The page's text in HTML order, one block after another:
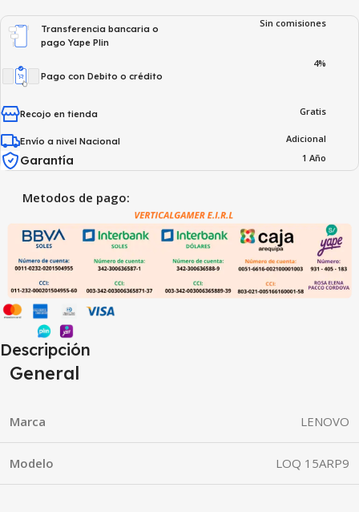
Transferencia bancaria o
pago Yape Plin
Sin comisiones
Pago con Debito o crédito
4%
Recojo en tienda Gratis
Envío a nivel Nacional Adicional
Garantía 1 Año
Metodos de pago:
Descripción
General
Marca LENOVO
Modelo LOQ 15ARP9